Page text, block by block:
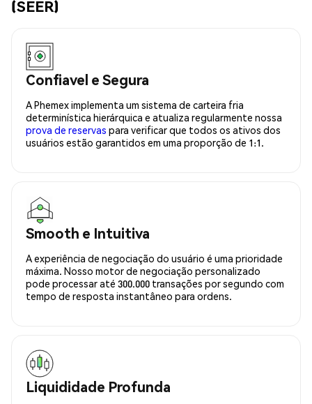
(SEER)
Confiavel e Segura
A Phemex implementa um sistema de carteira fria
determinística hierárquica e atualiza regularmente nossa
prova de reservas para verificar que todos os ativos dos
usuários estão garantidos em uma proporção de 1:1.
Smooth e Intuitiva
A experiência de negociação do usuário é uma prioridade
máxima. Nosso motor de negociação personalizado
pode processar até 300.000 transações por segundo com
tempo de resposta instantâneo para ordens.
Liquididade Profunda